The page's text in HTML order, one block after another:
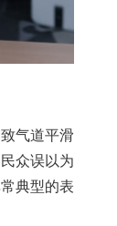
气道平滑
众误以为
典型的表